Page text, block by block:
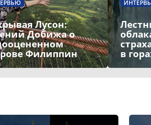
Лусон:
Добижа о
Филиппин в